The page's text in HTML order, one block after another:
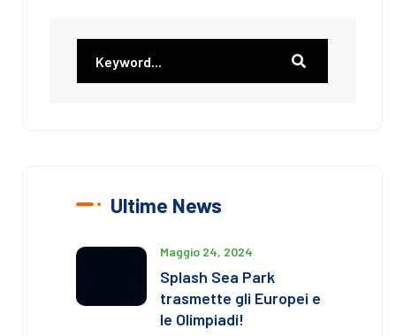
Ultime News
Maggio 24, 2024
Splash Sea Park
trasmette gli Europei e
le Olimpiadi!